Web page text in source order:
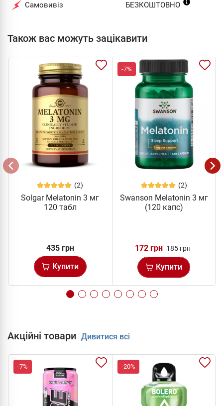
Самовивіз БЕЗКОШТОВНО
Також вас можуть зацікавити
(2)
Solgar Melatonin 3 мг
120 табл
435 грн
Купити
-7%
(2)
Swanson Melatonin 3 мг
(120 капс)
172 грн 185 грн
Купити
Акційні товари Дивитися всі
-7% -20%